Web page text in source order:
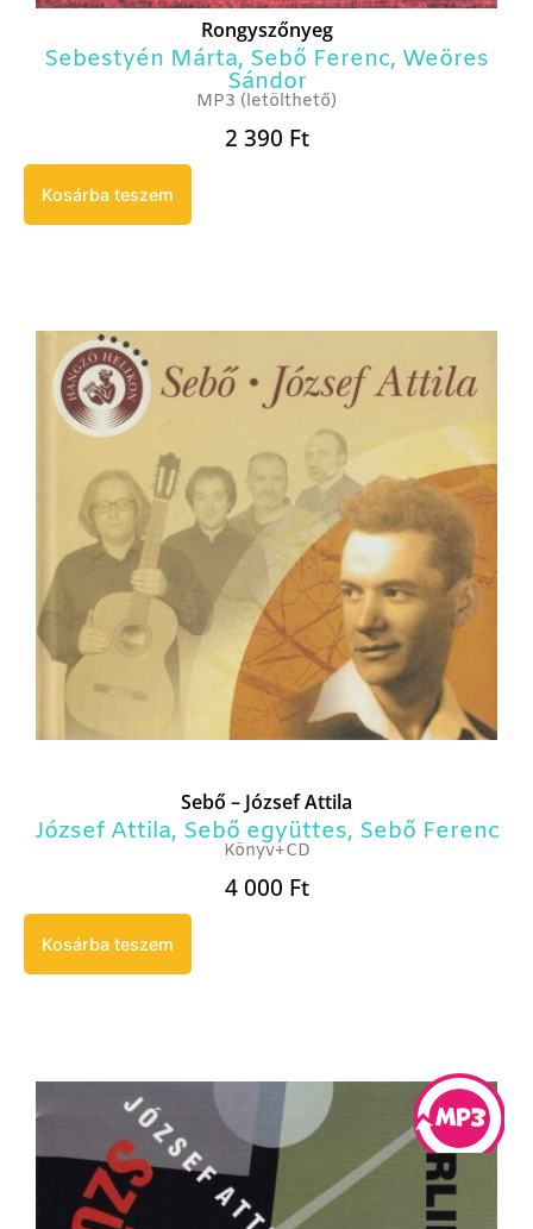
Rongyszőnyeg
Sebestyén Márta, Sebő Ferenc, Weöres
Sándor
MP3 (letölthető)
2 390 Ft
Kosárba teszem
Sebő – József Attila
József Attila, Sebő együttes, Sebő Ferenc
Könyv+CD
4 000 Ft
Kosárba teszem